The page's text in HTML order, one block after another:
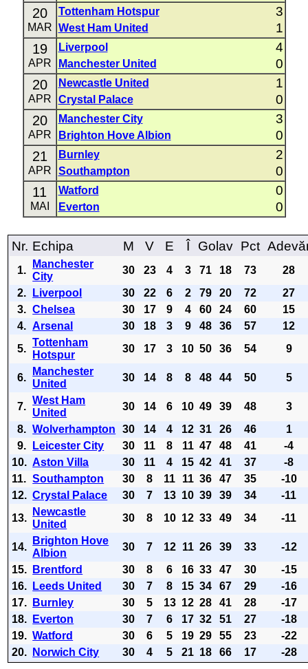
20
MAR
Tottenham Hotspur 3
West Ham United 1
19
APR
Liverpool 4
Manchester United 0
20
APR
Newcastle United 1
Crystal Palace 0
20
APR
Manchester City 3
Brighton Hove Albion 0
21
APR
Burnley 2
Southampton 0
11
MAI
Watford 0
Everton 0
Nr. Echipa M V E Î Golav Pct
1.
Manchester
City
30 23 4 3 71 18 73
28
2.
Liverpool 30 22 6 2 79 20 72
27
3. Chelsea 30 17 9 4 60 24 60
15
4. Arsenal 30 18 3 9 48 36 57
12
5.
Tottenham
Hotspur
30 17 3 10 50 36 54 9
6.
Manchester
United
30 14 8 8 48 44 50 5
7.
West Ham
United
30 14 6 10 49 39 48
3
8. Wolverhampton 30 14 4 12 31 26 46
1
9.
Leicester City 30 11 8 11 47 48 41
-4
10. Aston Villa 30 11 4 15 42 41 37
-8
11. Southampton 30 8 11 11 36 47 35
-10
12. Crystal Palace 30 7 13 10 39 39 34
-11
13.
Newcastle
United
30 8 10 12 33 49 34 -11
14.
Brighton Hove
Albion
30 7 12 11 26 39 33
-12
15.
Brentford 30 8 6 16 33 47 30
-15
16.
Leeds United 30 7 8 15 34 67 29
-16
17.
Burnley 30 5 13 12 28 41 28
-17
18.
Everton 30 7 6 17 32 51 27
-18
19. Watford 30 6 5 19 29 55 23
-22
20.
Norwich City 30 4 5 21 18 66 17 -28